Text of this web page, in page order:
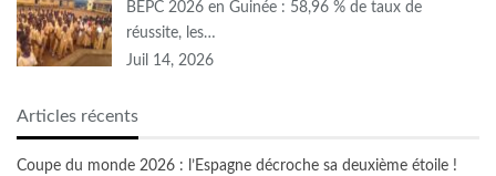
BEPC 2026 en Guinée : 58,96 % de taux de
réussite, les…
Juil 14, 2026
Articles récents
Coupe du monde 2026 : l’Espagne décroche sa deuxième étoile !